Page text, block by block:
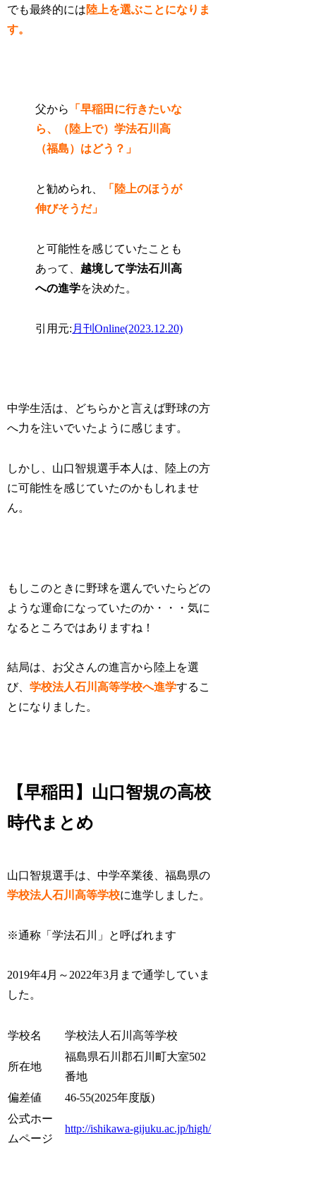
でも最終的には陸上を選ぶことになりま
す。
父から
「早稲田に行きたいな
ら、（陸上で）学法石川高
（福島）はどう？」
と勧められ、
「陸上のほうが
伸びそうだ」
と可能性を感じていたことも
あって、 越境して学法石川高
への進学を決めた。
引用元: 月刊Online(2023.12.20)
中学生活は、どちらかと言えば野球の方
へ力を注いでいたように感じます。
しかし、山口智規選手本人は、陸上の方
に可能性を感じていたのかもしれませ
ん。
もしこのときに野球を選んでいたらどの
ような運命になっていたのか・・・気に
なるところではありますね！
結局は、お父さんの進言から陸上を選
び、学校法人石川高等学校へ進学するこ
とになりました。
【早稲田】山口智規の高校
時代まとめ
山口智規選手は、中学卒業後、福島県の
学校法人石川高等学校に進学しました。
※通称「学法石川」と呼ばれます
2019年4月～2022年3月まで通学していま
した。
学校名 学校法人石川高等学校
所在地
福島県石川郡石川町大室502
番地
偏差値
46-55(2025年度版)
公式ホー
ムページ
http://ishikawa-gijuku.ac.jp/high/